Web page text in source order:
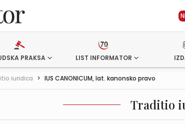
PRAKSA LIST INFORMATOR
iuridica > IUS CANONICUM, lat. kanonsko pravo
Traditio